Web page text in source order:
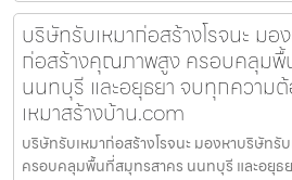
บริษัทรับเหมาก่อสร้างโรจนะ มอ
ก่อสร้างคุณภาพสูง ครอบคลุมพื้
นนทบุรี และอยุธยา จบทุกความ
เหมาสร้างบ้าน.com
บริษัทรับเหมาก่อสร้างโรจนะ มองหาบริษัท
ครอบคลุมพื้นที่สมุทรสาคร นนทบุรี และอยุธ